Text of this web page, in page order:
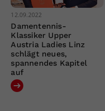
12.09.2022
Damentennis-
Klassiker Upper
Austria Ladies Linz
schlägt neues,
spannendes Kapitel
auf